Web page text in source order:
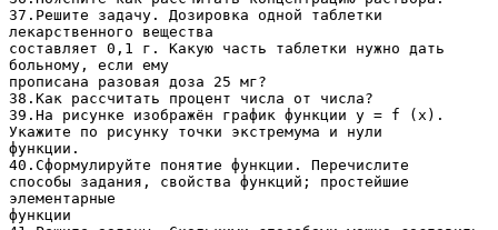
37.Решите задачу. Дозировка одной таблетки
лекарственного вещества
составляет 0,1 г. Какую часть таблетки нужно дать
больному, если ему
прописана разовая доза 25 мг?
38.Как рассчитать процент числа от числа?
39.На рисунке изображён график функции y = f (x).
Укажите по рисунку точки экстремума и нули
функции.
40.Сформулируйте понятие функции. Перечислите
способы задания, свойства функций; простейшие
элементарные
функции